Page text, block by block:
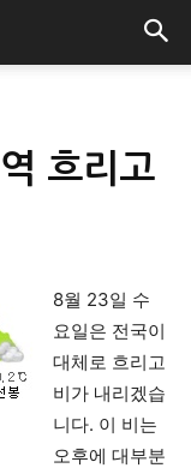
흐리고
8월 23일 수
요일은 전국이
대체로 흐리고
비가 내리겠습
니다. 이 비는
오후에 대부분